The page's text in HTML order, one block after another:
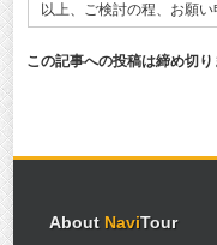
以上、ご検討の程、お願い
この記事への投稿は締め切
About NaviTour